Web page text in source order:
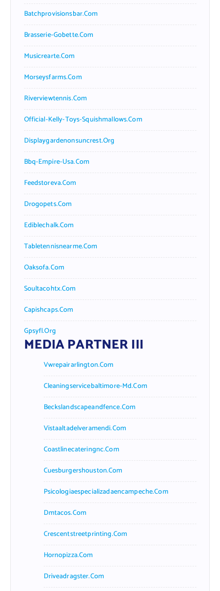
Batchprovisionsbar.com
Brasserie-Gobette.com
Musicrearte.com
Morseysfarms.com
Riverviewtennis.com
Official-Kelly-Toys-Squishmallows.com
Displaygardenonsuncrest.org
Bbq-Empire-Usa.com
Feedstoreva.com
Drogopets.com
Ediblechalk.com
Tabletennisnearme.com
Oaksofa.com
Soultacohtx.com
Capishcaps.com
Gpsyfl.org
MEDIA PARTNER III
Vwrepairarlington.com
Cleaningservicebaltimore-Md.com
Beckslandscapeandfence.com
Vistaaltadelveramendi.com
Coastlinecateringnc.com
Cuesburgershouston.com
Psicologiaespecializadaencampeche.com
Dmtacos.com
Crescentstreetprinting.com
Hornopizza.com
Driveadragster.com